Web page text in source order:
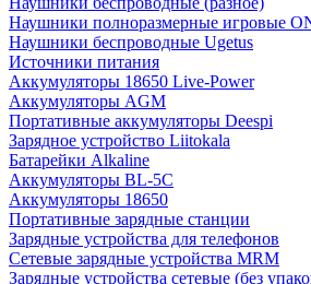
Наушники полноразмерные игровые
Наушники беспроводные Ugetus
Источники питания
Аккумуляторы 18650 Live-Power
Аккумуляторы АGM
Портативные аккумуляторы Deespi
Зарядное устройство Liitokala
Батарейки Alkaline
Аккумуляторы BL-5C
Аккумуляторы 18650
Портативные зарядные станции
Зарядные устройства для телефонов
Сетевые зарядные устройства MRM
Зарядные устройства сетевые (без